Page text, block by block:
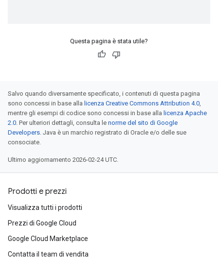
Questa pagina è stata utile?
Salvo quando diversamente specificato, i contenuti di questa pagina
sono concessi in base alla licenza Creative Commons Attribution 4.0,
mentre gli esempi di codice sono concessi in base alla licenza Apache
2.0. Per ulteriori dettagli, consulta le norme del sito di Google
Developers. Java è un marchio registrato di Oracle e/o delle sue
consociate.
Ultimo aggiornamento 2026-02-24 UTC.
Prodotti e prezzi
Visualizza tutti i prodotti
Prezzi di Google Cloud
Google Cloud Marketplace
Contatta il team di vendita